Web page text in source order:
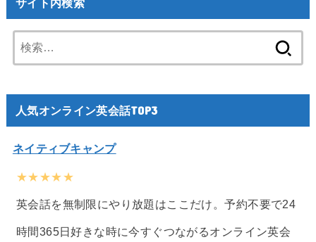
索:
人気オンライン英会話TOP3
ネイティブキャンプ
★★★★★
英会話を無制限にやり放題はここだけ。予約不要で24
時間365日好きな時に今すぐつながるオンライン英会